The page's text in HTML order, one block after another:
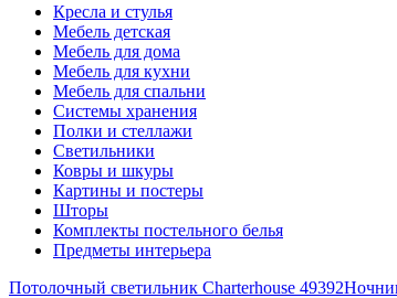
Кресла и стулья
Мебель детская
Мебель для дома
Мебель для кухни
Мебель для спальни
Системы хранения
Полки и стеллажи
Светильники
Ковры и шкуры
Картины и постеры
Шторы
Комплекты постельного белья
Предметы интерьера
Потолочный светильник Charterhouse 49392